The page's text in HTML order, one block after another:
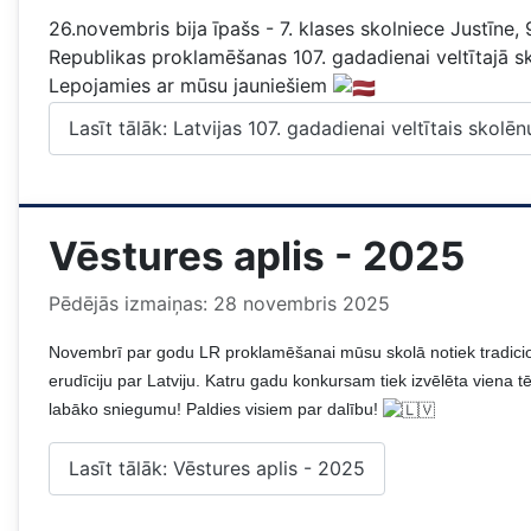
26.novembris bija īpašs - 7. klases skolniece
Republikas proklamēšanas 107. gadadienai veltītajā
Lepojamies ar mūsu jauniešiem
Lasīt tālāk: Latvijas 107. gadadienai veltītais
Vēstures aplis - 2025
Pēdējās izmaiņas: 28 novembris 2025
Novembrī par godu LR proklamēšanai mūsu skolā notiek
erudīciju par Latviju. Katru gadu konkursam tiek izvēlēta viena
labāko sniegumu! Paldies visiem par dalību!
Lasīt tālāk: Vēstures aplis - 2025